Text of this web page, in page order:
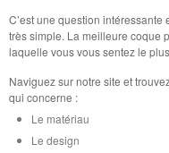
C’est une question
très simple. La meilleure coque
laquelle vous vous sentez le
Naviguez sur notre site et
qui concerne :
Le matériau
Le design